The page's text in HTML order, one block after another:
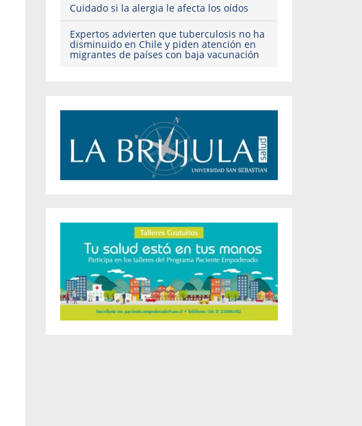
Cuidado si la alergia le afecta los oídos
Expertos advierten que tuberculosis no ha
disminuido en Chile y piden atención en
migrantes de países con baja vacunación